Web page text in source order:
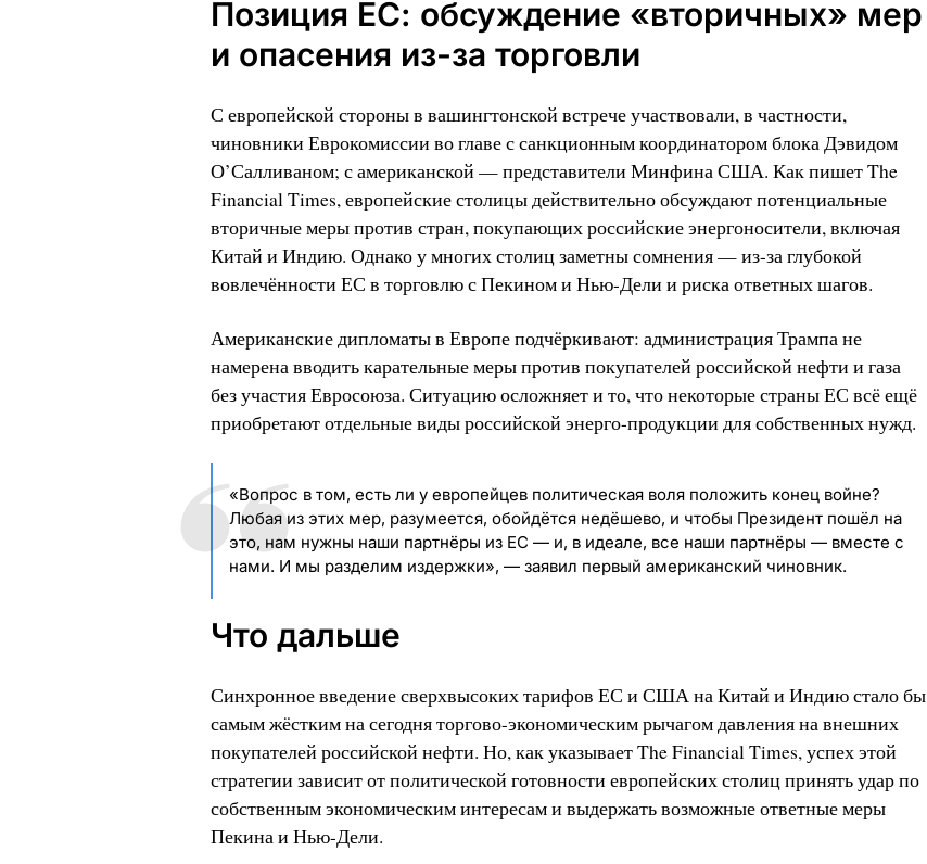
Позиция ЕС: обсуждение «вторичных» мер
и опасения из-за торговли
С европейской стороны в вашингтонской встрече участвовали, в частности,
чиновники Еврокомиссии во главе с санкционным координатором блока Дэвидом
О’Салливаном; с американской — представители Минфина США. Как пишет The
Financial Times, европейские столицы действительно обсуждают потенциальные
вторичные меры против стран, покупающих российские энергоносители, включая
Китай и Индию. Однако у многих столиц заметны сомнения — из-за глубокой
вовлечённости ЕС в торговлю с Пекином и Нью-Дели и риска ответных шагов.
Американские дипломаты в Европе подчёркивают: администрация Трампа не
намерена вводить карательные меры против покупателей российской нефти и газа
без участия Евросоюза. Ситуацию осложняет и то, что некоторые страны ЕС всё ещё
приобретают отдельные виды российской энерго-продукции для собственных нужд.
«Вопрос в том, есть ли у европейцев политическая воля положить конец войне?
Любая из этих мер, разумеется, обойдётся недёшево, и чтобы Президент пошёл на
это, нам нужны наши партнёры из ЕС — и, в идеале, все наши партнёры — вместе с
нами. И мы разделим издержки», — заявил первый американский чиновник.
Что дальше
Синхронное введение сверхвысоких тарифов ЕС и США на Китай и Индию стало бы
самым жёстким на сегодня торгово-экономическим рычагом давления на внешних
покупателей российской нефти. Но, как указывает The Financial Times, успех этой
стратегии зависит от политической готовности европейских столиц принять удар по
собственным экономическим интересам и выдержать возможные ответные меры
Пекина и Нью-Дели.